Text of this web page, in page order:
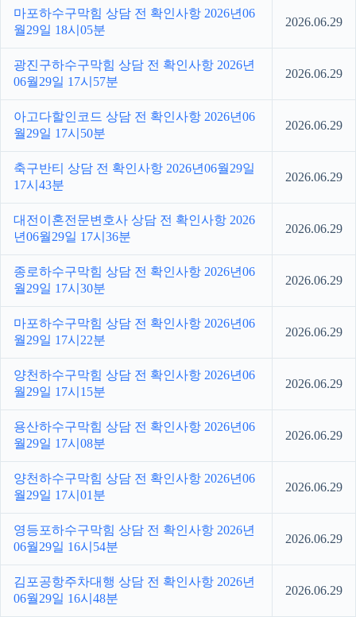
마포하수구막힘 상담 전 확인사항 2026년06
월29일 18시05분
2026.06.29
광진구하수구막힘 상담 전 확인사항 2026년
06월29일 17시57분
2026.06.29
아고다할인코드 상담 전 확인사항 2026년06
월29일 17시50분
2026.06.29
축구반티 상담 전 확인사항 2026년06월29일
17시43분
2026.06.29
대전이혼전문변호사 상담 전 확인사항 2026
년06월29일 17시36분
2026.06.29
종로하수구막힘 상담 전 확인사항 2026년06
월29일 17시30분
2026.06.29
마포하수구막힘 상담 전 확인사항 2026년06
월29일 17시22분
2026.06.29
양천하수구막힘 상담 전 확인사항 2026년06
월29일 17시15분
2026.06.29
용산하수구막힘 상담 전 확인사항 2026년06
월29일 17시08분
2026.06.29
양천하수구막힘 상담 전 확인사항 2026년06
월29일 17시01분
2026.06.29
영등포하수구막힘 상담 전 확인사항 2026년
06월29일 16시54분
2026.06.29
김포공항주차대행 상담 전 확인사항 2026년
06월29일 16시48분
2026.06.29